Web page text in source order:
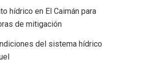
hídrico en El Caimán para
de mitigación
del sistema hídrico